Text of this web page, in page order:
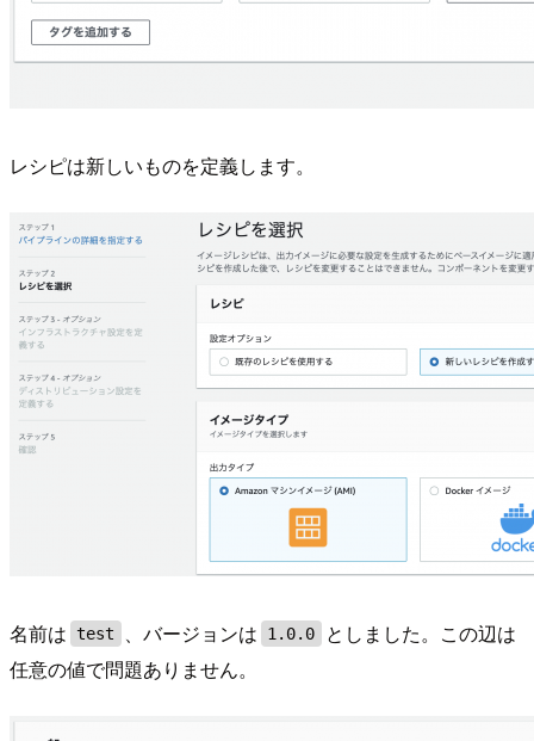
レシピは新しいものを定義します。
名前は test 、バージョンは 1.0.0
としました。この辺は
任意の値で問題ありません。